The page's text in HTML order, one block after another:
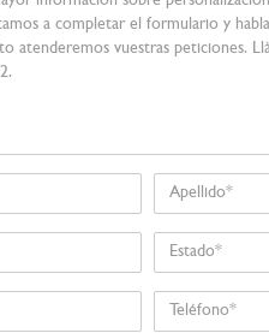
Apellido
Estado
Teléfono